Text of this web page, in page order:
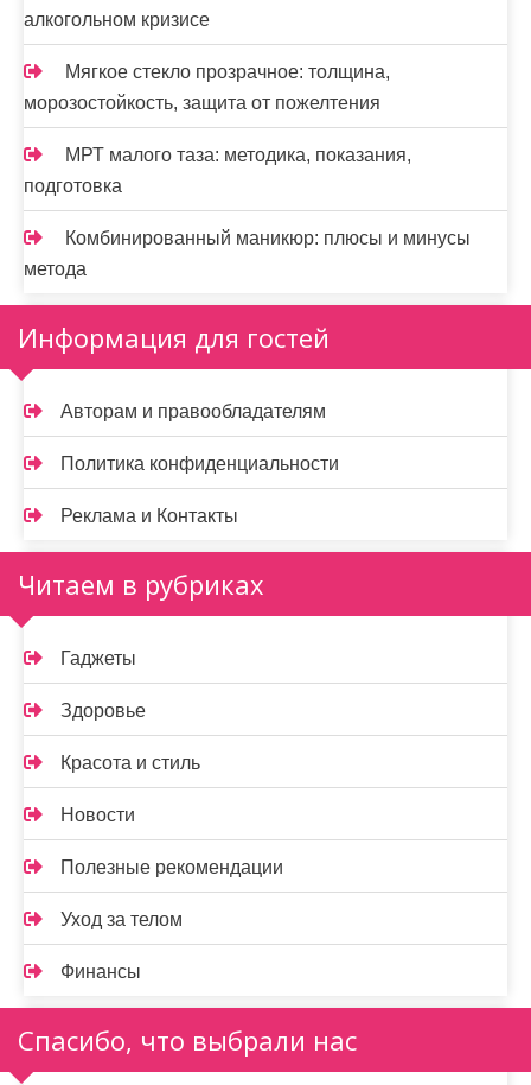
алкогольном кризисе
Мягкое стекло прозрачное: толщина,
морозостойкость, защита от пожелтения
МРТ малого таза: методика, показания,
подготовка
Комбинированный маникюр: плюсы и минусы
метода
Информация для гостей
Авторам и правообладателям
Политика конфиденциальности
Реклама и Контакты
Читаем в рубриках
Гаджеты
Здоровье
Красота и стиль
Новости
Полезные рекомендации
Уход за телом
Финансы
Спасибо, что выбрали нас